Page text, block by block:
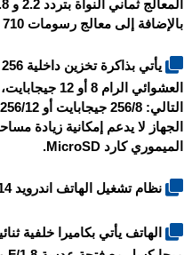
بالإضافة إلى معالج رسومات Adreno 710.
العشوائي
التالي: 256/8 جيجابايت أو 256/12 جيجابايت أو 512/12 جيجابايت
الجهاز لا يدعم إمكانية زيادة
الميموري كارد MicroSD.
نظام تشغيل الهاتف اندرويد 14 مع واجهة المستخدم MagicOS 8.